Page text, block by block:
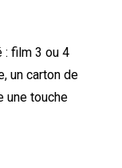
: film 3 ou 4
un carton de
une touche